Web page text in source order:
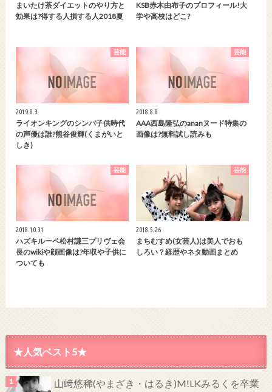
まいたけ茶ダイエットのやり方と
効果は?得する人損する人2018夏
KSB赤木由布子のプロフィール!大
学や高校はどこ?
芸能
2019.8.3
ライオンキングのシンバ子供時代
の声優は誰?熊谷俊輝(くまがいと
しき)
芸能
2018.8.8
AAA西島隆弘のananヌード特集の
画像は?無料試し読みも
芸能
2018.10.31
ハズキルーペ松村謙三プリヴェ会
長のwikiや顔画像は?年収や子供に
ついても
芸能
2018.5.26
まちむすめ(女芸人)は美人でおも
しろい？経歴やネタ動画まとめ
★人気ベスト5★
山﨑悠稀(やまざき・はるき)M!LKみるくを卒業